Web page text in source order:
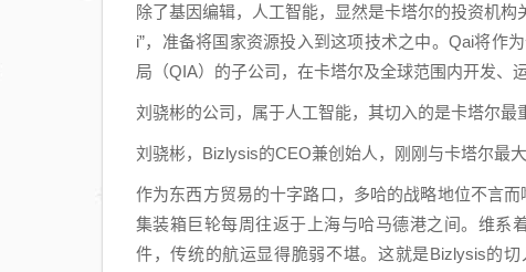
除了基因编辑，人工智能，显然是卡塔尔的投资机
i”，准备将国家资源投入到这项技术之中。Qai将
局（QIA）的子公司，在卡塔尔及全球范围内开发、
刘骁彬的公司，属于人工智能，其切入的是卡塔尔最
刘骁彬，Bizlysis的CEO兼创始人，刚刚与卡塔尔最
作为东西方贸易的十字路口，多哈的战略地位不言
集装箱巨轮每周往返于上海与哈马德港之间。维系
件，传统的航运显得脆弱不堪。这就是Bizlysis的